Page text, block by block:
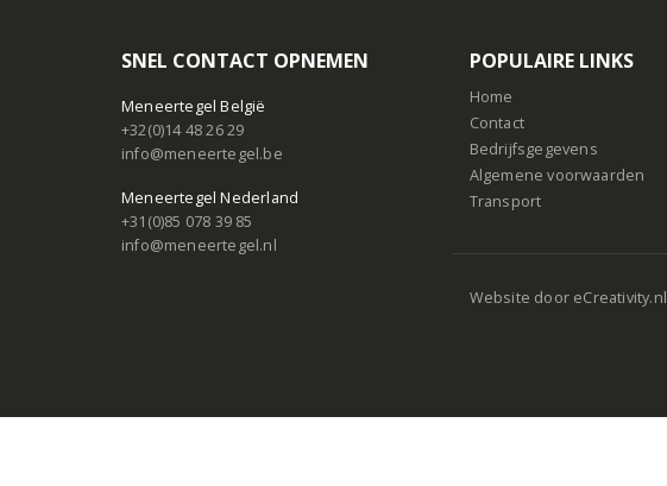
SNEL CONTACT OPNEMEN
Meneertegel België
+32(0)14 48 26 29
info@meneertegel.be
Meneertegel Nederland
+31(0)85 078 39 85
info@meneertegel.nl
POPULAIRE LINKS
Home
Contact
Bedrijfsgegevens
Algemene voorwaarden
Transport
Website door eCreativity.nl